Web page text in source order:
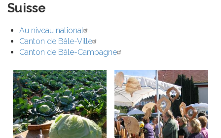
Suisse
Au niveau national
Canton de Bâle-Ville
Canton de Bâle-Campagne